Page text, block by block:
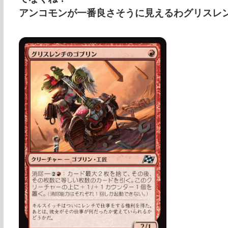
アンコモンが一番良さそうに見えるわグリスレ